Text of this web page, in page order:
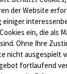
der Website
einiger
ein, die als
Ohne Ihre
nicht ausgespielt
fortlaufend